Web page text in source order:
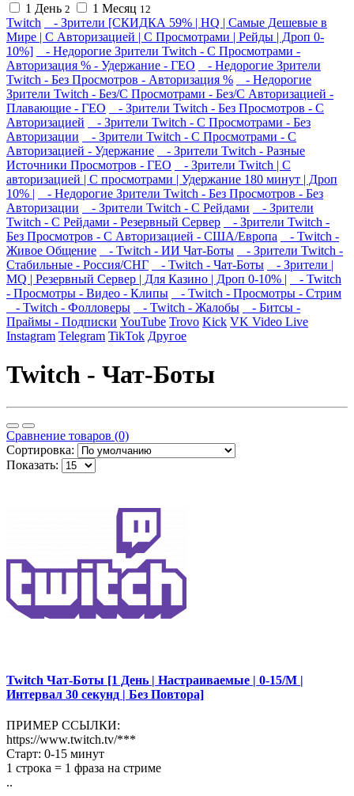
1 День 2 1 Месяц 12
Twitch
- Зрители [СКИДКА 59% | HQ | Самые Дешевые в
Мире | С Авторизацией | С Просмотрами | Рейды | Дроп 0-
10%]
- Недорогие Зрители Twitch - С Просмотрами -
Авторизация % - Удержание - ГЕО
- Недорогие Зрители
Twitch - Без Просмотров - Авторизация %
- Недорогие
Зрители Twitch - Без/С Просмотрами - Без/С Авторизацией -
Плавающие - ГЕО
- Зрители Twitch - Без Просмотров - С
Авторизацией
- Зрители Twitch - С Просмотрами - Без
Авторизации
- Зрители Twitch - С Просмотрами - С
Авторизацией - Удержание
- Зрители Twitch - Разные
Источники Просмотров - ГЕО
- Зрители Twitch | С
авторизацией | С просмотрами | Удержание 180 минут | Дроп
10% |
- Недорогие Зрители Twitch - Без Просмотров - Без
Авторизации
- Зрители Twitch - С Рейдами
- Зрители
Twitch - С Рейдами - Резервный Сервер
- Зрители Twitch -
Без Просмотров - С Авторизацией - США/Европа
- Twitch -
Живое Общение
- Twitch - ИИ Чат-Боты
- Зрители Twitch -
Стабильные - Россия/СНГ
- Twitch - Чат-Боты
- Зрители |
MQ | Резервный Сервер | Для Казино | Дроп 0-10% |
- Twitch
- Просмотры - Видео - Клипы
- Twitch - Просмотры - Стрим
- Twitch - Фолловеры
- Twitch - Жалобы
- Битсы -
Праймы - Подписки YouTube Trovo Kick VK Video Live
Instagram Telegram TikTok Другое
Twitch - Чат-Боты
Сравнение товаров (0)
Сортировка:
Показать:
Twitch Чат-Боты [1 День | Настраиваемые | 0-15/М |
Интервал 30 секунд | Без Повтора]
ПРИМЕР ССЫЛКИ:
https://www.twitch.tv/***
Старт: 0-15 минут
1 строка = 1 фраза на стриме
..